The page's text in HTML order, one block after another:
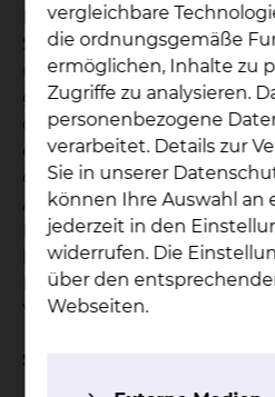
Bei Patientinnen und
Star erkranken, kann man
unterscheiden: Menschen,
grauen Star geboren
durch Schädigungen in der
erblich bedingte Faktoren)
den grauen Star im Laufe
Ältere Menschen sind am
Faktoren, die die
können, sind u.a. Strahlen
Medikamente (u.a.
Vorerkrankungen oder
Symptome
vergleichbare
die ordnungsgemäße
ermöglichen, Inhalte zu
Zugriffe zu analysieren.
personenbezogene
verarbeitet. Details zur
Sie in unserer
können Ihre Auswahl an
jederzeit in den
widerrufen. Die
über den
Webseiten.